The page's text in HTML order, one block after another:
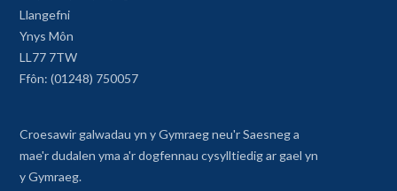
Llangefni
Ynys Môn
LL77 7TW
Ffôn: (01248) 750057
Croesawir galwadau yn y Gymraeg neu'r Saesneg a
mae'r dudalen yma a'r dogfennau cysylltiedig ar gael yn
y Gymraeg.